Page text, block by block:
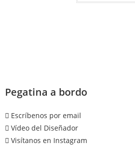
Pegatina a bordo
Escríbenos por email
Vídeo del Diseñador
Visítanos en Instagram